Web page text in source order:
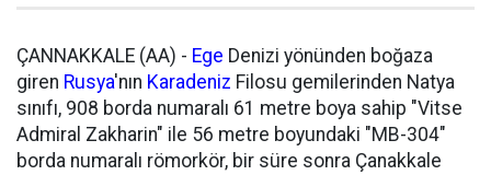
ÇANNAKKALE (AA) - Ege Denizi yönünden boğaza
giren Rusya'nın Karadeniz Filosu gemilerinden Natya
sınıfı, 908 borda numaralı 61 metre boya sahip "Vitse
Admiral Zakharin" ile 56 metre boyundaki "MB-304"
borda numaralı römorkör, bir süre sonra Çanakkale